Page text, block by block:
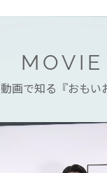
MOVIE
動画で知る『おもい